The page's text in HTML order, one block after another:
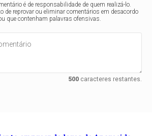
é de responsabilidade de quem realizá-lo.
de reprovar ou eliminar comentários em desacordo
que contenham palavras ofensivas.
500caracteres restantes.